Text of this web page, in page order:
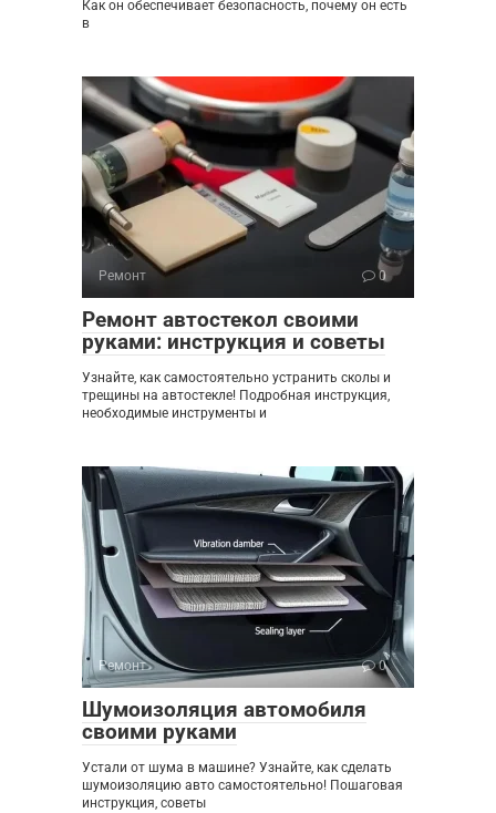
Как он обеспечивает безопасность, почему он есть
в
Ремонт 0
Ремонт автостекол своими
руками: инструкция и советы
Узнайте, как самостоятельно устранить сколы и
трещины на автостекле! Подробная инструкция,
необходимые инструменты и
Ремонт 0
Шумоизоляция автомобиля
своими руками
Устали от шума в машине? Узнайте, как сделать
шумоизоляцию авто самостоятельно! Пошаговая
инструкция, советы